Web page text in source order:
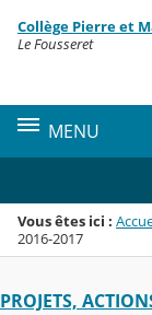
Menu de la
Contenu
Collège Pierre et
Le Fousseret
MENU
Vous êtes ici :
2016-2017
PROJETS,